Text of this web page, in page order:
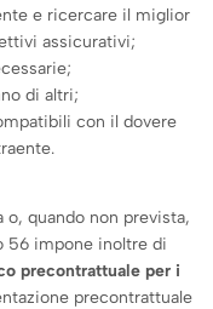
e ricercare il miglior
assicurativi;
di altri;
con il dovere
quando non prevista,
56 impone inoltre di
precontrattuale per i
precontrattuale